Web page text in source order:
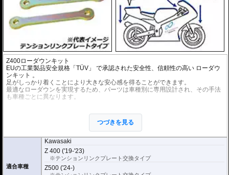
Z400ローダウンキット
EUの工業製品安全規格「TÜV」 で承認された安全性、信頼性の高い ローダウ
ンキット 。
足がしっかり着くことにより大きな安心感を得ることができます。
最適なローダウンを実現するため、パーツは車種別に専用設計され、その手法
も車種ごとに異なります。
お勧めいたします。(ショートサイドスタンドはお客様にてご用意ください。)
※ダウンする高さによっては、センタースタンドが使用できない、または、取
り外さなくてはいけない場合があります。
※写真は同系ローダウンパーツの代表写真です。実際の商品とは異なる場合が
※フロントフォークの突き出し量を合わせて調整することをお勧めします。(調
整可能な車種の場合。推奨調整値はマニュアルに記載)
※安全に関する重要なパーツの為、プロショップによる取付を行ってくださ
つづきを見る
適合車種
Kawasaki
Z 400 ('19-'23)
※テンションリンクプレート交換タイプ
Z500 ('24-)